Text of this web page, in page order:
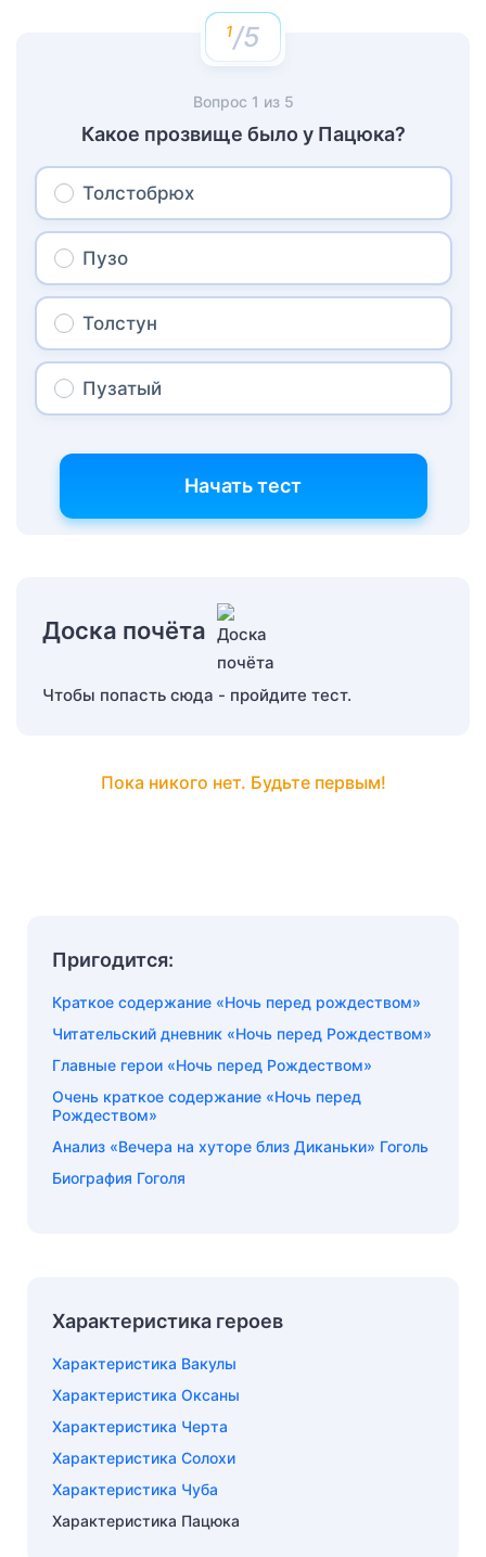
/5
Вопрос 1 из 5
Какое прозвище было у Пацюка?
Толстобрюх
Пузо
Толстун
Пузатый
Начать тест
Доска почёта
Чтобы попасть сюда - пройдите тест.
Пока никого нет. Будьте первым!
Пригодится:
Краткое содержание «Ночь перед рождеством»
Читательский дневник «Ночь перед Рождеством»
Главные герои «Ночь перед Рождеством»
Очень краткое содержание «Ночь перед
Рождеством»
Анализ «Вечера на хуторе близ Диканьки» Гоголь
Биография Гоголя
Характеристика героев
Характеристика Вакулы
Характеристика Оксаны
Характеристика Черта
Характеристика Солохи
Характеристика Чуба
Характеристика Пацюка